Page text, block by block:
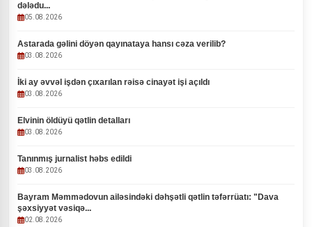
dələdu...
05.08.2026
Astarada gəlini döyən qayınataya hansı cəza verilib?
03.08.2026
İki ay əvvəl işdən çıxarılan rəisə cinayət işi açıldı
03.08.2026
Elvinin öldüyü qətlin detalları
03.08.2026
Tanınmış jurnalist həbs edildi
03.08.2026
Bayram Məmmədovun ailəsindəki dəhşətli qətlin təfərrüatı: "Dava
şəxsiyyət vəsiqə...
02.08.2026